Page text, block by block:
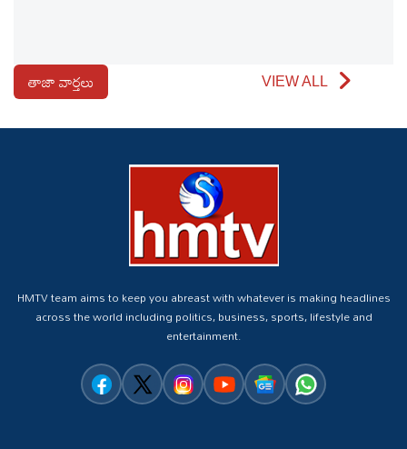
తాజా వార్తలు VIEW ALL
HMTV team aims to keep you abreast with whatever is making headlines
across the world including politics, business, sports, lifestyle and
entertainment.